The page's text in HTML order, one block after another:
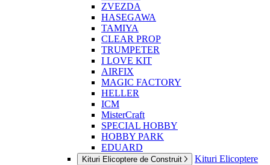
ZVEZDA
HASEGAWA
TAMIYA
CLEAR PROP
TRUMPETER
I LOVE KIT
AIRFIX
MAGIC FACTORY
HELLER
ICM
MisterCraft
SPECIAL HOBBY
HOBBY PARK
EDUARD
Kituri Elicoptere de Construit
Kituri Elicoptere